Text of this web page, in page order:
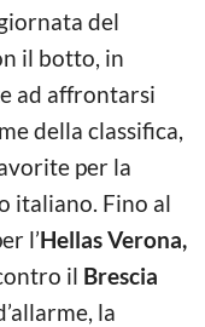
del
il botto, in
ad affrontarsi
della classifica,
per la
italiano. Fino al
l’Hellas Verona,
il Brescia
la